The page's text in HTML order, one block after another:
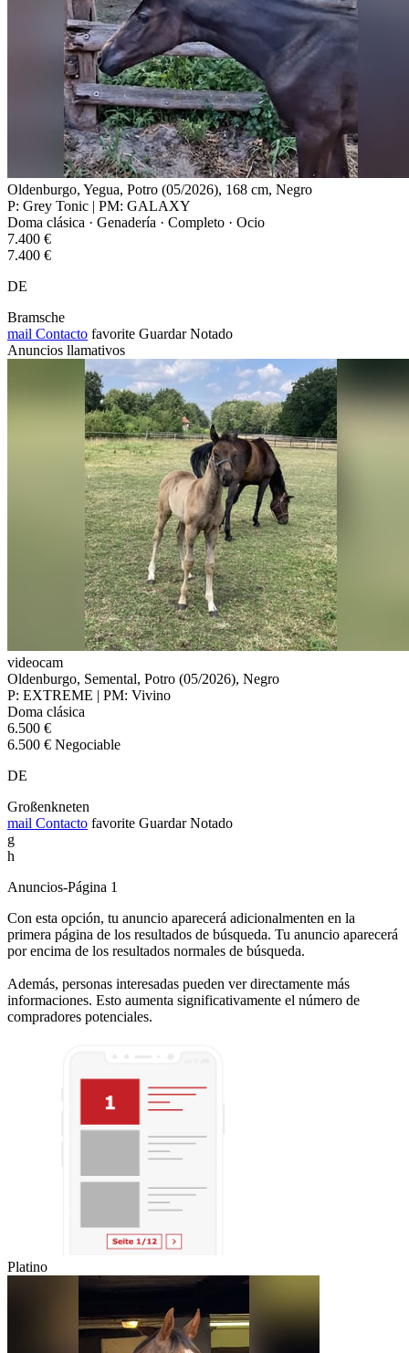
Oldenburgo, Yegua, Potro (05/2026), 168 cm, Negro
P: Grey Tonic | PM: GALAXY
Doma clásica · Genadería · Completo · Ocio
7.400 €
7.400 €
DE
Bramsche
mail Contacto favorite Guardar Notado
Anuncios llamativos
videocam
Oldenburgo, Semental, Potro (05/2026), Negro
P: EXTREME | PM: Vivino
Doma clásica
6.500 €
6.500 € Negociable
DE
Großenkneten
mail Contacto favorite Guardar Notado
g
h
Anuncios-Página 1
Con esta opción, tu anuncio aparecerá adicionalmenten en la
primera página de los resultados de búsqueda. Tu anuncio aparecerá
por encima de los resultados normales de búsqueda.
Además, personas interesadas pueden ver directamente más
informaciones. Esto aumenta significativamente el número de
compradores potenciales.
Platino